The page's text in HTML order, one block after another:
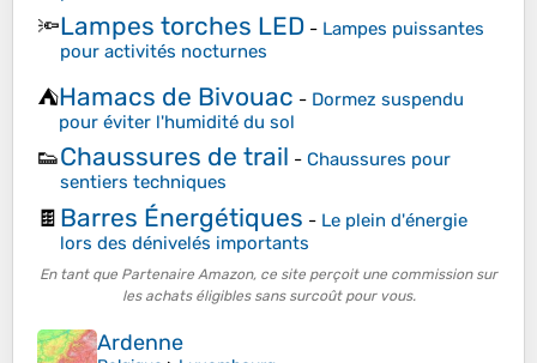
🔦Lampes torches LED - Lampes puissantes
pour activités nocturnes
⛺Hamacs de Bivouac - Dormez suspendu
pour éviter l'humidité du sol
👟Chaussures de trail - Chaussures pour
sentiers techniques
🍫 Barres Énergétiques - Le plein d'énergie
lors des dénivelés importants
En tant que Partenaire Amazon, ce site perçoit une commission sur
les achats éligibles sans surcoût pour vous.
Ardenne